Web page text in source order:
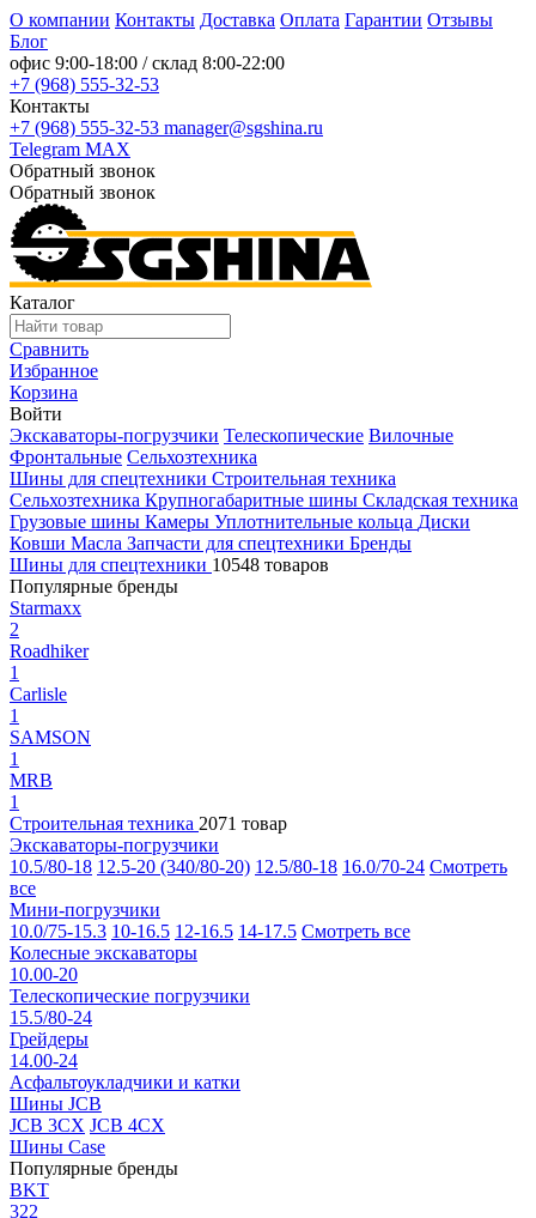
О компании Контакты Доставка Оплата Гарантии Отзывы
Блог
офис 9:00-18:00 / склад 8:00-22:00
+7 (968) 555-32-53
Контакты
+7 (968) 555-32-53 manager@sgshina.ru
Telegram MAX
Обратный звонок
Обратный звонок
Каталог
Сравнить
Избранное
Корзина
Войти
Экскаваторы-погрузчики Телескопические Вилочные
Фронтальные Сельхозтехника
Шины для спецтехники Строительная техника
Сельхозтехника Крупногабаритные шины Складская техника
Грузовые шины Камеры Уплотнительные кольца Диски
Ковши Масла Запчасти для спецтехники Бренды
Шины для спецтехники 10548 товаров
Популярные бренды
Starmaxx
2
Roadhiker
1
Carlisle
1
SAMSON
1
MRB
1
Строительная техника 2071 товар
Экскаваторы-погрузчики
10.5/80-18 12.5-20 (340/80-20) 12.5/80-18 16.0/70-24 Смотреть
все
Мини-погрузчики
10.0/75-15.3 10-16.5 12-16.5 14-17.5 Смотреть все
Колесные экскаваторы
10.00-20
Телескопические погрузчики
15.5/80-24
Грейдеры
14.00-24
Асфальтоукладчики и катки
Шины JCB
JCB 3CX JCB 4CX
Шины Case
Популярные бренды
BKT
322